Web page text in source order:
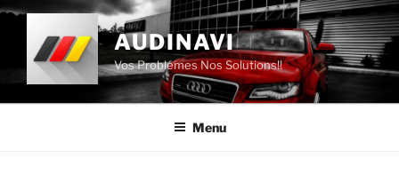
Aller
contenu
principal
AUDINAVI
Vos Problémes Nos Solutions!!
Menu